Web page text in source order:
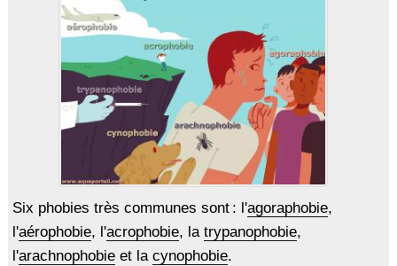
Six phobies très communes sont : l'agoraphobie,
l'aérophobie, l'acrophobie, la trypanophobie,
l'arachnophobieet la cynophobie.